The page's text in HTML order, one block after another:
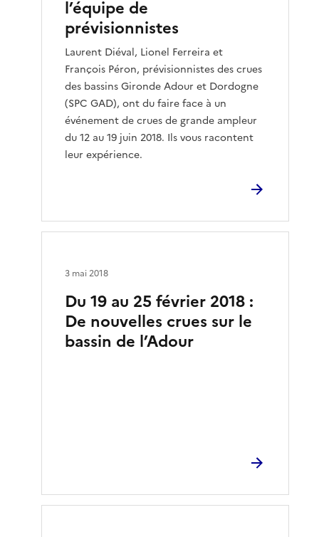
l’équipe de
prévisionnistes
Laurent Diéval, Lionel Ferreira et
François Péron, prévisionnistes des crues
des bassins Gironde Adour et Dordogne
(SPC GAD), ont du faire face à un
événement de crues de grande ampleur
du 12 au 19 juin 2018. Ils vous racontent
leur expérience.
Du 19 au 25 février 2018 :
De nouvelles crues sur le
bassin de l’Adour
3 mai 2018